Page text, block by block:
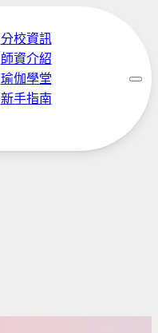
分校資訊
師資介紹
瑜伽學堂
新手指南